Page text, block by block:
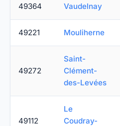
49364 Vaudelnay
49221 Mouliherne
49272
Saint-
Clément-
des-Levées
49112
Le
Coudray-